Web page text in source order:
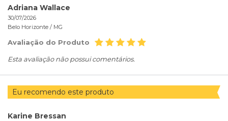
Adriana Wallace
30/07/2026
Belo Horizonte / MG
Avaliação do Produto
Esta avaliação não possui comentários.
Eu recomendo este produto
Karine Bressan